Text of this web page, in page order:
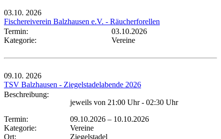
03.10. 2026
Fischereiverein Balzhausen e.V. - Räucherforellen
Termin:
03.10.2026
Kategorie:
Vereine
09.10. 2026
TSV Balzhausen - Ziegelstadelabende 2026
Beschreibung:
jeweils von 21:00 Uhr - 02:30 Uhr
Termin:
09.10.2026 – 10.10.2026
Kategorie:
Vereine
Ort:
Ziegelstadel